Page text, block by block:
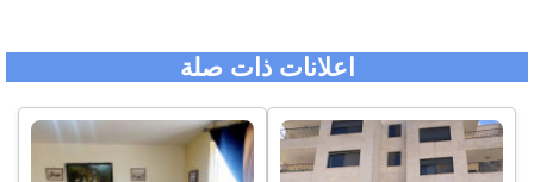
اعلانات ذات صلة